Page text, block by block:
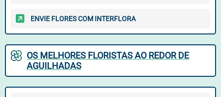
ENVIE FLORES COM INTERFLORA
OS MELHORES FLORISTAS AO REDOR DE
AGUILHADAS